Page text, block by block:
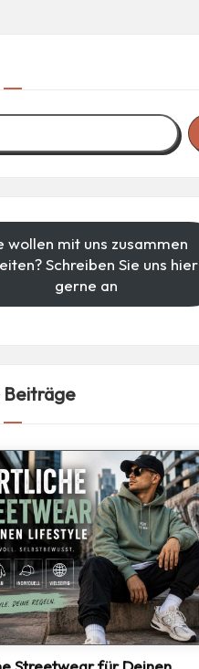
wollen mit uns zusammen
Schreiben Sie uns hier
gerne an
Beiträge